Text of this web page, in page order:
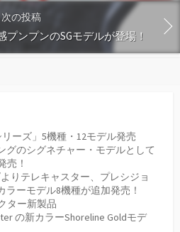
次の投稿
ンプンのSGモデルが登場！
ーズ」5機種・12モデル発売
グのシグネチャー・モデルとして
売！
りテレキャスター、プレシジョ
ラーモデル8機種が追加発売！
ター新製品
の新カラーShoreline Goldモデ